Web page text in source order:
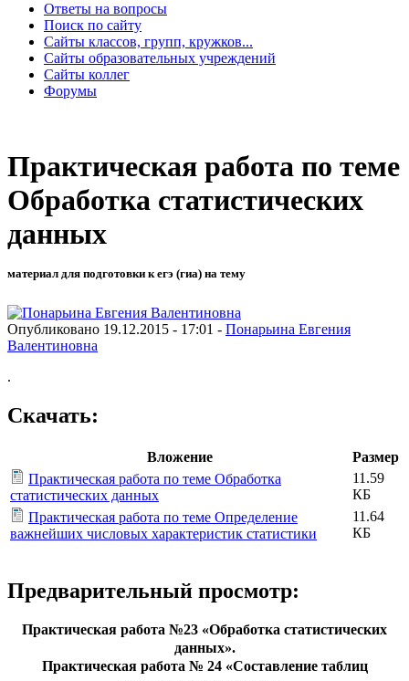
Ответы на вопросы
Поиск по сайту
Сайты классов, групп, кружков...
Сайты образовательных учреждений
Сайты коллег
Форумы
Практическая работа по теме
Обработка статистических
данных
материал для подготовки к егэ (гиа) на тему
Опубликовано 19.12.2015 - 17:01 - Понарьина Евгения
Валентиновна
.
Скачать:
Вложение
Размер
Практическая работа по теме Обработка
статистических данных
11.59
КБ
Практическая работа по теме Определение
важнейших числовых характеристик статистики
11.64
КБ
Предварительный просмотр:
Практическая работа №23 «Обработка статистических
данных».
Практическая работа № 24 «Составление таблиц